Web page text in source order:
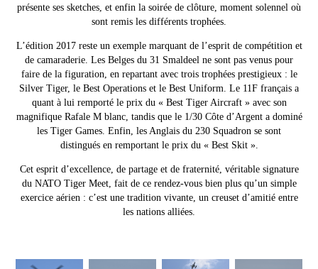
présente ses sketches, et enfin la soirée de clôture, moment solennel où
sont remis les différents trophées.
L’édition 2017 reste un exemple marquant de l’esprit de compétition et
de camaraderie. Les Belges du 31 Smaldeel ne sont pas venus pour
faire de la figuration, en repartant avec trois trophées prestigieux : le
Silver Tiger, le Best Operations et le Best Uniform. Le 11F français a
quant à lui remporté le prix du « Best Tiger Aircraft » avec son
magnifique Rafale M blanc, tandis que le 1/30 Côte d’Argent a dominé
les Tiger Games. Enfin, les Anglais du 230 Squadron se sont
distingués en remportant le prix du « Best Skit ».
Cet esprit d’excellence, de partage et de fraternité, véritable signature
du NATO Tiger Meet, fait de ce rendez-vous bien plus qu’un simple
exercice aérien : c’est une tradition vivante, un creuset d’amitié entre
les nations alliées.